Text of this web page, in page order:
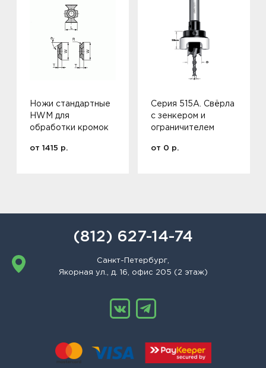
Ножи стандартные
HWM для
обработки кромок
от 1415 р.
Серия 515A. Свёрла
с зенкером и
ограничителем
от 0 р.
(812) 627-14-74
Санкт-Петербург,
Якорная ул., д. 16, офис 205 (2 этаж)